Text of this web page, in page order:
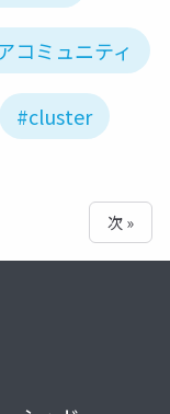
コミュニティ
#cluster
次 »